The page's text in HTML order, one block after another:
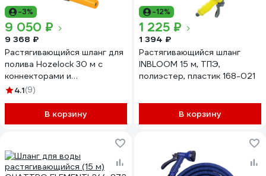
-3%
9 050 ₽
9 368 ₽
Растягивающийся шланг для
полива Hozelock 30 м с
коннекторами и
наконечником для шланга
4.1(9)
В корзину
-12%
1 225 ₽
1 394 ₽
Растягивающийся шланг
INBLOOM 15 м, ТПЭ,
полиэстер, пластик 168-021
В корзину